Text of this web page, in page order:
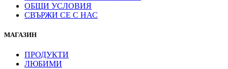
ОБЩИ УСЛОВИЯ
СВЪРЖИ СЕ С НАС
МАГАЗИН
ПРОДУКТИ
ЛЮБИМИ